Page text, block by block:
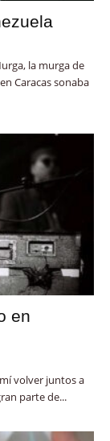
la murga de
Caracas sonaba
en
mí volver juntos a
parte de...